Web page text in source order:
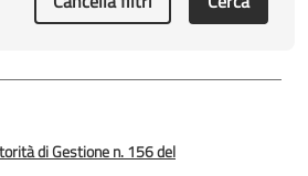
di Gestione n. 156 del